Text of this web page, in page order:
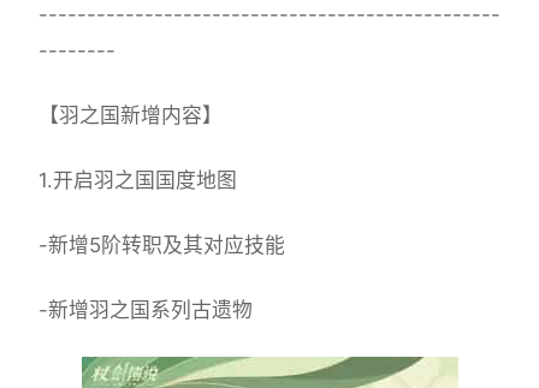
------------------------------------------------
--------
【羽之国新增内容】
1.开启羽之国国度地图
-新增5阶转职及其对应技能
-新增羽之国系列古遗物